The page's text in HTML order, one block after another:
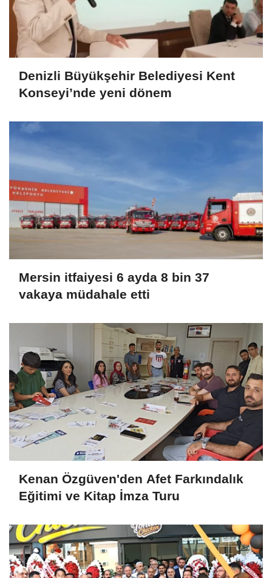
Denizli Büyükşehir Belediyesi Kent
Konseyi’nde yeni dönem
Mersin itfaiyesi 6 ayda 8 bin 37
vakaya müdahale etti
Kenan Özgüven'den Afet Farkındalık
Eğitimi ve Kitap İmza Turu